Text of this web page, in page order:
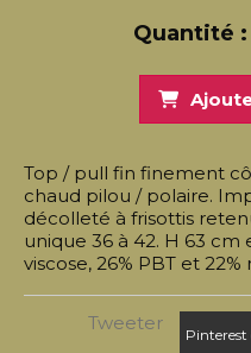
Quantité :
Top / pull fin finement
chaud pilou / polaire.
décolleté à frisottis
unique 36 à 42. H 63 cm
viscose, 26% PBT et 22%
Tweeter
Pinterest